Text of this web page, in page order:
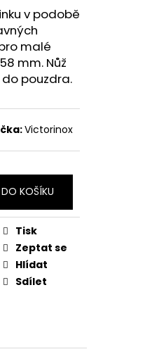
v podobě
malé
mm. Nůž
pouzdra.
Victorinox
DO KOŠÍKU
Tisk
Zeptat se
Hlídat
Sdílet